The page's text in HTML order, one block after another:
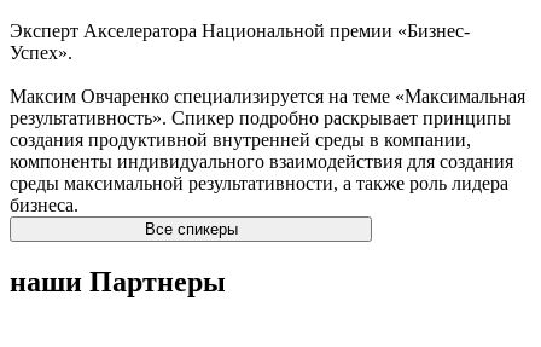
Эксперт Акселератора Национальной премии «Бизнес-
Успех».
Максим Овчаренко специализируется на теме «Максимальная
результативность». Спикер подробно раскрывает принципы
создания продуктивной внутренней среды в компании,
компоненты индивидуального взаимодействия для создания
среды максимальной результативности, а также роль лидера
бизнеса.
Все спикеры
наши Партнеры